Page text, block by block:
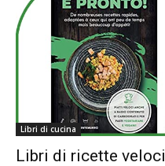
Libri di cucina
Libri di ricette veloci